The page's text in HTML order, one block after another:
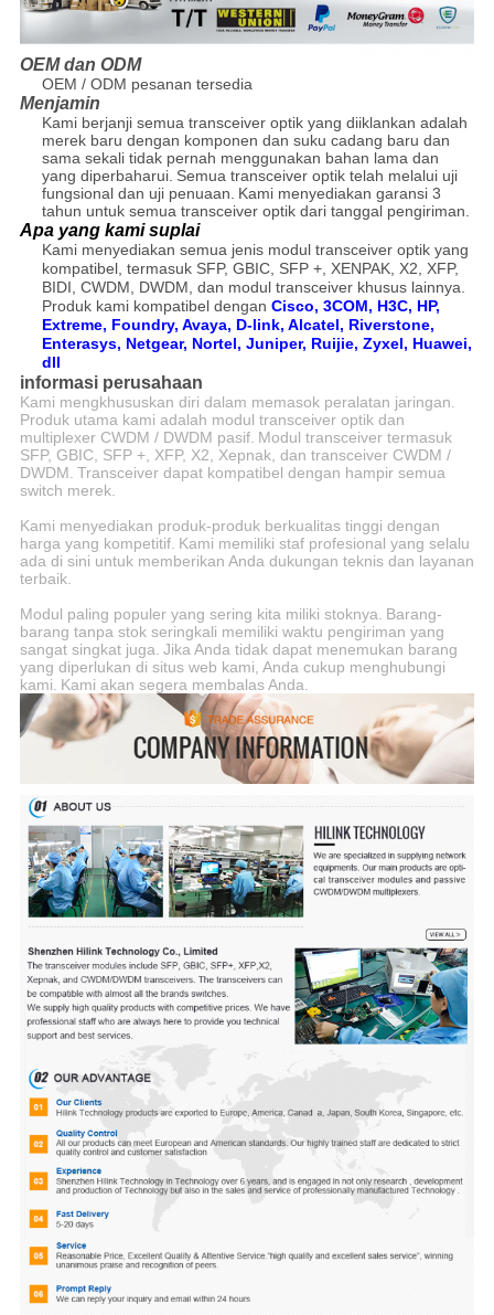
OEM dan ODM
OEM / ODM pesanan tersedia
Menjamin
Kami berjanji semua transceiver optik yang diiklankan adalah
merek baru dengan komponen dan suku cadang baru dan
sama sekali tidak pernah menggunakan bahan lama dan
yang diperbaharui. Semua transceiver optik telah melalui uji
fungsional dan uji penuaan. Kami menyediakan garansi 3
tahun untuk semua transceiver optik dari tanggal pengiriman.
Apa yang kami suplai
Kami menyediakan semua jenis modul transceiver optik yang
kompatibel, termasuk SFP, GBIC, SFP +, XENPAK, X2, XFP,
BIDI, CWDM, DWDM, dan modul transceiver khusus lainnya.
Produk kami kompatibel dengan Cisco, 3COM, H3C, HP,
Extreme, Foundry, Avaya, D-link, Alcatel, Riverstone,
Enterasys, Netgear, Nortel, Juniper, Ruijie, Zyxel, Huawei,
dll
informasi perusahaan
Kami mengkhususkan diri dalam memasok peralatan jaringan.
Produk utama kami adalah modul transceiver optik dan
multiplexer CWDM / DWDM pasif. Modul transceiver termasuk
SFP, GBIC, SFP +, XFP, X2, Xepnak, dan transceiver CWDM /
DWDM. Transceiver dapat kompatibel dengan hampir semua
switch merek.
Kami menyediakan produk-produk berkualitas tinggi dengan
harga yang kompetitif. Kami memiliki staf profesional yang selalu
ada di sini untuk memberikan Anda dukungan teknis dan layanan
terbaik.
Modul paling populer yang sering kita miliki stoknya. Barang-
barang tanpa stok seringkali memiliki waktu pengiriman yang
sangat singkat juga. Jika Anda tidak dapat menemukan barang
yang diperlukan di situs web kami, Anda cukup menghubungi
kami. Kami akan segera membalas Anda.